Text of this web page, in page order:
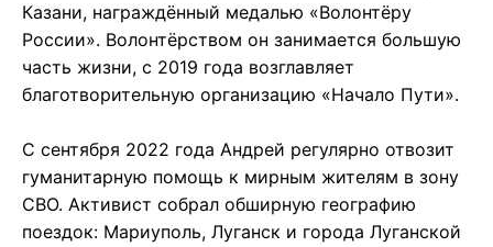
Казани, награждённый медалью «Волонтёру
России». Волонтёрством он занимается большую
часть жизни, с 2019 года возглавляет
благотворительную организацию «Начало Пути».
С сентября 2022 года Андрей регулярно отвозит
гуманитарную помощь к мирным жителям в зону
СВО. Активист собрал обширную географию
поездок: Мариуполь, Луганск и города Луганской